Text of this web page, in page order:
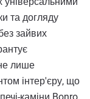
та догляду
зайвих
лише
інтер'єру, що
каміни Bonro,